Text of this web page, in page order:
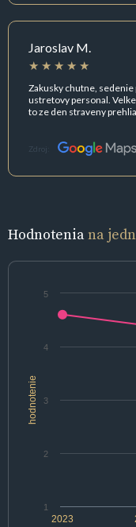
Jaroslav M.
Zakusky chutne, sedenie
ustretovy personal.
to ze den straveny
Zdroj:
Hodnoteniana
hodnotenie
2023
1
2
3
4
5